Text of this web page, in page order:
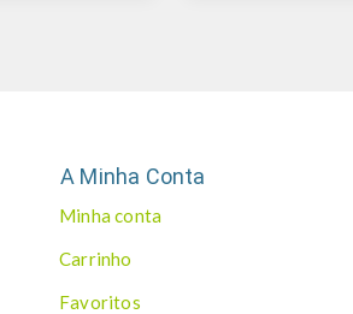
A Minha Conta
Minha conta
Carrinho
Favoritos